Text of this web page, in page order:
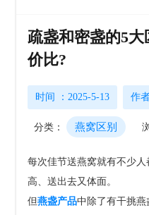
疏盏和密盏的5
价比?
时间 ：2025-5-13 作
分类： 燕窝区别
每次佳节送燕窝就有不少
高、送出去又体面。
但燕盏产品中除了有干挑